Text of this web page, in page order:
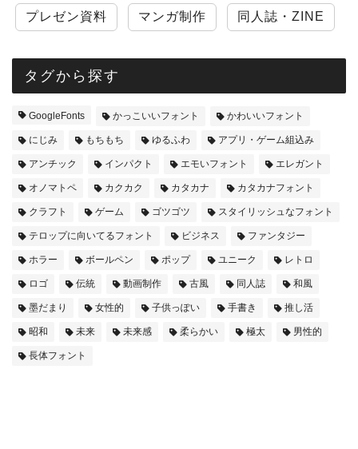
プレゼン資料 マンガ制作 同人誌・ZINE
タグから探す
GoogleFonts かっこいいフォント かわいいフォント
にじみ もちもち ゆるふわ アプリ・ゲーム組込み
アンチック インパクト エモいフォント エレガント
オノマトペ カクカク カタカナ カタカナフォント
クラフト ゲーム ゴツゴツ スタイリッシュなフォント
テロップに向いてるフォント ビジネス ファンタジー
ホラー ボールペン ポップ ユニーク レトロ
ロゴ 伝統 動画制作 古風 同人誌 和風
墨だまり 女性的 子供っぽい 手書き 推し活
昭和 未来 未来感 柔らかい 極太 男性的
長体フォント